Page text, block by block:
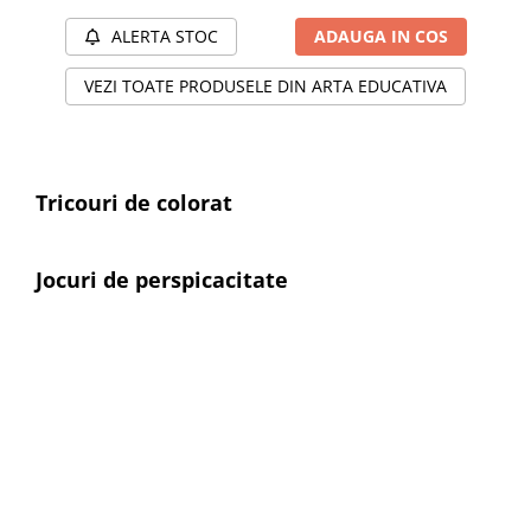
ALERTA STOC ADAUGA IN COS
VEZI TOATE PRODUSELE DIN ARTA EDUCATIVA
Tricouri de colorat
Jocuri de perspicacitate